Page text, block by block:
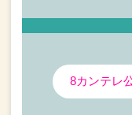
8カンテレ